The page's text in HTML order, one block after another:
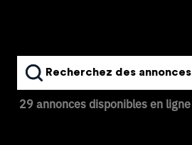
Recherchez des annonces
29 annonces disponibles en ligne